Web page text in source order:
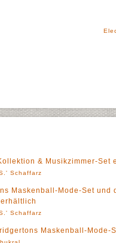
& Musikzimmer-Set
Schaffarz
Maskenball-Mode-Set und
Schaffarz
Maskenball-Mode-